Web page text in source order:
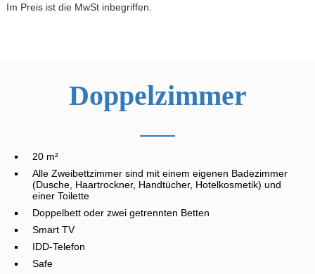
Im Preis ist die MwSt inbegriffen.
Doppelzimmer
20 m²
Alle Zweibettzimmer sind mit einem eigenen Badezimmer
(Dusche, Haartrockner, Handtücher, Hotelkosmetik) und
einer Toilette
Doppelbett oder zwei getrennten Betten
Smart TV
IDD-Telefon
Safe